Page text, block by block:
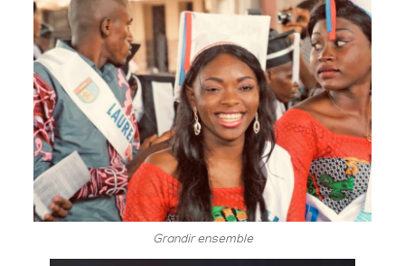
Grandir ensemble